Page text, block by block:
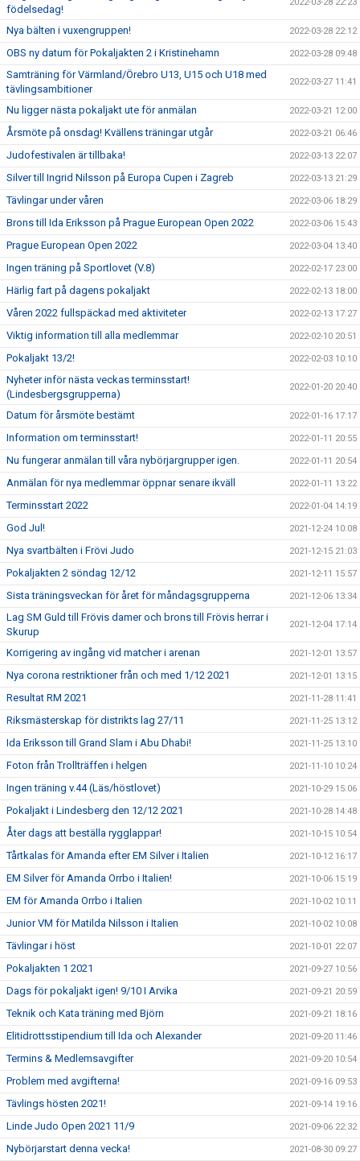
födelsedag!
Nya bälten i vuxengruppen! 2022-03-28 22:12
OBS ny datum för Pokaljakten 2 i Kristinehamn 2022-03-28 09:48
Samträning för Värmland/Örebro U13, U15 och U18 med
tävlingsambitioner
2022-03-27 11:41
Nu ligger nästa pokaljakt ute för anmälan 2022-03-21 12:00
Årsmöte på onsdag! Kvällens träningar utgår 2022-03-21 06:46
Judofestivalen är tillbaka! 2022-03-13 22:07
Silver till Ingrid Nilsson på Europa Cupen i Zagreb 2022-03-13 21:29
Tävlingar under våren 2022-03-06 18:29
Brons till Ida Eriksson på Prague European Open 2022 2022-03-06 15:43
Prague European Open 2022 2022-03-04 13:40
Ingen träning på Sportlovet (V.8) 2022-02-17 23:00
Härlig fart på dagens pokaljakt 2022-02-13 18:00
Våren 2022 fullspäckad med aktiviteter 2022-02-13 17:27
Viktig information till alla medlemmar 2022-02-10 20:51
Pokaljakt 13/2! 2022-02-03 10:10
Nyheter inför nästa veckas terminsstart!
(Lindesbergsgrupperna)
2022-01-20 20:40
Datum för årsmöte bestämt 2022-01-16 17:17
Information om terminsstart! 2022-01-11 20:55
Nu fungerar anmälan till våra nybörjargrupper igen. 2022-01-11 20:54
Anmälan för nya medlemmar öppnar senare ikväll 2022-01-11 13:22
Terminsstart 2022 2022-01-04 14:19
God Jul! 2021-12-24 10:08
Nya svartbälten i Frövi Judo 2021-12-15 21:03
Pokaljakten 2 söndag 12/12 2021-12-11 15:57
Sista träningsveckan för året för måndagsgrupperna 2021-12-06 13:34
Lag SM Guld till Frövis damer och brons till Frövis herrar i
Skurup
2021-12-04 17:14
Korrigering av ingång vid matcher i arenan 2021-12-01 13:57
Nya corona restriktioner från och med 1/12 2021 2021-12-01 13:15
Resultat RM 2021 2021-11-28 11:41
Riksmästerskap för distrikts lag 27/11 2021-11-25 13:12
Ida Eriksson till Grand Slam i Abu Dhabi! 2021-11-25 13:10
Foton från Trollträffen i helgen 2021-11-10 10:24
Ingen träning v.44 (Läs/höstlovet) 2021-10-29 15:06
Pokaljakt i Lindesberg den 12/12 2021 2021-10-28 14:48
Åter dags att beställa rygglappar! 2021-10-15 10:54
Tårtkalas för Amanda efter EM Silver i Italien 2021-10-12 16:17
EM Silver för Amanda Orrbo i Italien! 2021-10-06 15:19
EM för Amanda Orrbo i Italien 2021-10-02 10:11
Junior VM för Matilda Nilsson i Italien 2021-10-02 10:08
Tävlingar i höst 2021-10-01 22:07
Pokaljakten 1 2021 2021-09-27 10:56
Dags för pokaljakt igen! 9/10 I Arvika 2021-09-21 20:59
Teknik och Kata träning med Björn 2021-09-21 18:16
Elitidrottsstipendium till Ida och Alexander 2021-09-20 11:46
Termins & Medlemsavgifter 2021-09-20 10:54
Problem med avgifterna! 2021-09-16 09:53
Tävlings hösten 2021! 2021-09-14 19:16
Linde Judo Open 2021 11/9 2021-09-06 22:32
Nybörjarstart denna vecka! 2021-08-30 09:27